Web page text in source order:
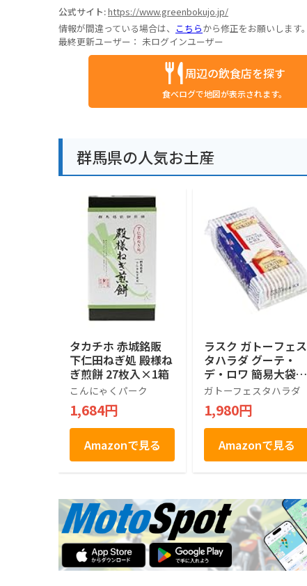
公式サイト:https://www.greenbokujo.jp/
情報が間違っている場合は、 こちらから修正をお願いします。
最終更新ユーザー： 未ログインユーザー
周辺の飲食店を探す
食べログで地図が表示されます。
群馬県の人気お土産
タカチホ 赤城銘販
下仁田ねぎ処 殿様ね
ぎ煎餅 27枚入×1箱
こんにゃくパーク
1,684円
Amazonで見る
ラスク ガトーフェス
タハラダ グーテ・
デ・ロワ 簡易大袋 R
6 王様のおやつ 26個
(x 1)
ガトーフェスタハラダ
1,980円
Amazonで見る